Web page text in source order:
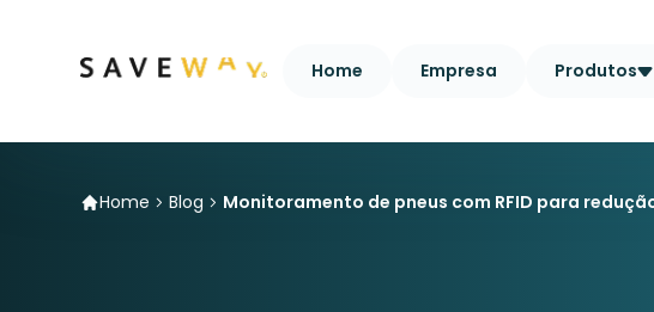
Home Empresa Produtos
Home Blog Monitoramento de pneus com RFID para